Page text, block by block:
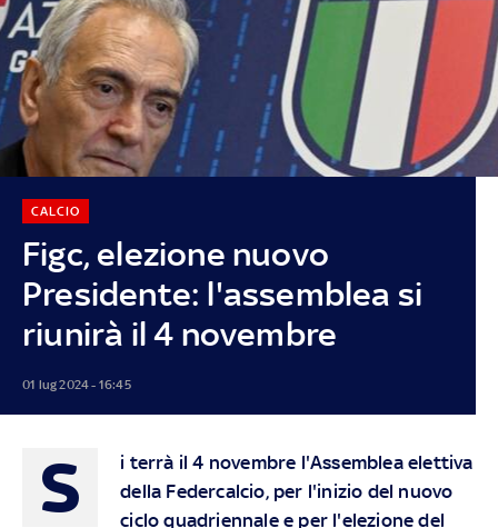
Figc, elezione nuovo
Presidente: l'assemblea si
riunirà il 4 novembre
CALCIO
01 lug 2024 - 16:45
S
i terrà il 4 novembre l'Assemblea elettiva
della Federcalcio, per l'inizio del nuovo
ciclo quadriennale e per l'elezione del